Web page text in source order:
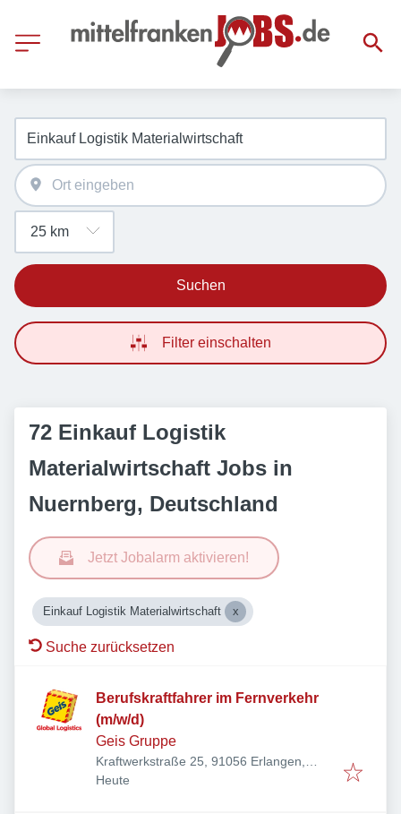
Suchen
Filter einschalten
72 Einkauf Logistik
Materialwirtschaft Jobs in
Nuernberg, Deutschland
Jetzt Jobalarm aktivieren!
Einkauf Logistik Materialwirtschaft
Suche zurücksetzen
Berufskraftfahrer im Fernverkehr
(m/w/d)
Geis Gruppe
Kraftwerkstraße 25, 91056 Erlangen,
Deutschland
Veröffentlicht
Heute